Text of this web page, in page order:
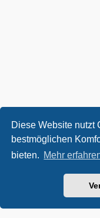
Diese Website nutzt
bestmöglichen
bieten. Mehr